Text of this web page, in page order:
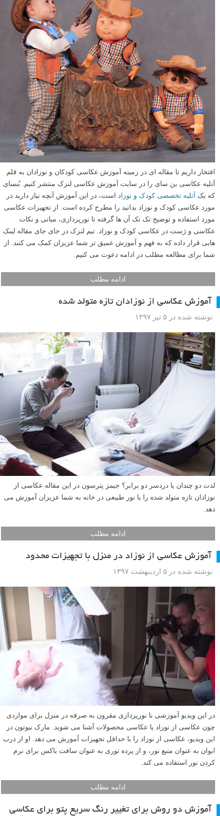
افتخار داریم تا مقاله ای در زمینه آموزش عکاسی کودکان و نوزادان به قلم
آتلیه عکاسی بن سای را در سایت آموزش عکاسی لنزک منتشر کنیم. بُنسای
که یک آتلیه تخصصی کودک و نوزاد است، در این آموزش آنچه نیاز دارید در
مورد عکاسی کودک و نوزاد بدانید را مطرح کرده است. از تجهیزات عکاسی
مورد استفاده و توضیح تک تک آن ها گرفته تا نورپردازی، مبانی و نکات
عکاسی و ژست در عکاسی کودک و نوزاد. تیم لنزک در جای جای مقاله لینک
هایی قرار داده که به فهم و آموزش عمیق تر شما عزیزان کمک می کنند. از
شما برای مطالعه مطلب در ادامه دعوت می کنیم.
ادامه مطلب
آموزش عکاسی از نوزادان تازه متولد شده
نوشته شده در ۵ تیر ۱۳۹۷
لذت دو چندان یا دردسر دو برابر؟ جیمز پترسون در این مقاله عکاسی از
نوزادان تازه متولد شده را با نور طبیعی در خانه به شما عزیزان آموزش می
دهد.
ادامه مطلب
آموزش عکاسی از نوزاد در منزل با تجهیزات محدود
نوشته شده در ۵ اردیبهشت ۱۳۹۷
در این ویدیو آموزشی با نورپردازی مقرون به صرفه در منزل برای مواردی
چون عکاسی از نوزاد یا عکاسی محصولات آشنا می شوید. مارک نیوتون در
این ویدیو، عکاسی از نوزاد را با حداقل تجهیزات آموزش می دهد. او از درب
ایوان به عنوان منبع نور، و از پرده توری به عنوان سافت باکس برای نرم
کردن نور استفاده می کند.
ادامه مطلب
آموزش دو روش برای تغییر رنگ سریع پتو برای عکاسی